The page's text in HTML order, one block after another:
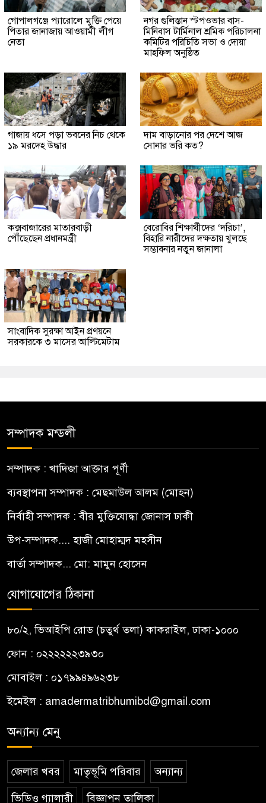
গোপালগঞ্জে প্যারোলে মুক্তি পেয়ে
পিতার জানাজায় আওয়ামী লীগ
নেতা
নগর গুলিস্তান স্টপওভার বাস-
মিনিবাস টার্মিনাল শ্রমিক পরিচালনা
কমিটির পরিচিতি সভা ও দোয়া
মাহফিল অনুষ্ঠিত
গাজায় ধসে পড়া ভবনের নিচ থেকে
১৯ মরদেহ উদ্ধার
দাম বাড়ানোর পর দেশে আজ
সোনার ভরি কত?
কক্সবাজারের মাতারবাড়ী
পৌঁছেছেন প্রধানমন্ত্রী
বেরোবির শিক্ষার্থীদের ‘দরিচা’,
বিহারি নারীদের দক্ষতায় খুলছে
সম্ভাবনার নতুন জানালা
সাংবাদিক সুরক্ষা আইন প্রণয়নে
সরকারকে ৩ মাসের আল্টিমেটাম
সম্পাদক মন্ডলী
সম্পাদক : খাদিজা আক্তার পূর্ণী
ব্যবস্থাপনা সম্পাদক : মেছমাউল আলম (মোহন)
নির্বাহী সম্পাদক : বীর মুক্তিযোদ্ধা জোনাস ঢাকী
উপ-সম্পাদক.... হাজী মোহাম্মদ মহসীন
বার্তা সম্পাদক... মো: মামুন হোসেন
যোগাযোগের ঠিকানা
৮০/২, ভিআইপি রোড (চতুর্থ তলা) কাকরাইল, ঢাকা-১০০০
ফোন : ০২২২২২২৩৯৩০
মোবাইল : ০১৭৯৯৪৯৬২৩৮
ইমেইল : amadermatribhumibd@gmail.com
অন্যান্য মেনু
জেলার খবর মাতৃভূমি পরিবার অন্যান্য
ভিডিও গ্যালারী বিজ্ঞাপন তালিকা